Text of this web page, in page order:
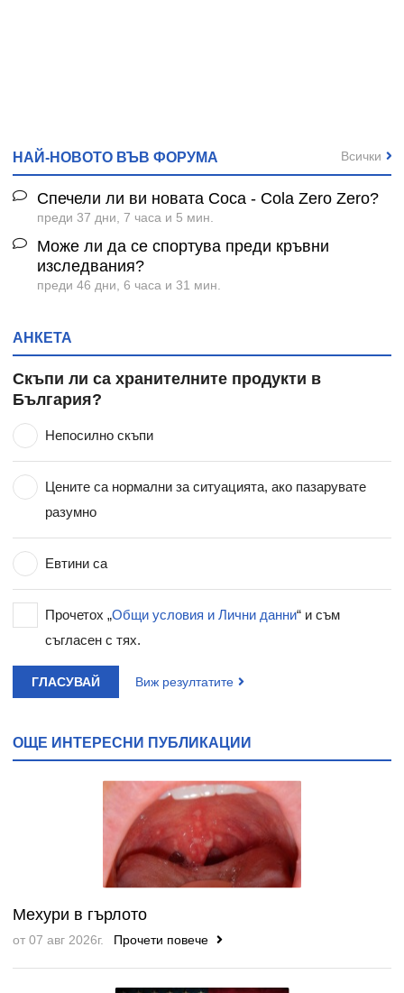
НАЙ-НОВОТО ВЪВ ФОРУМА
Спечели ли ви новата Coca - Cola Zero Zero?
преди 37 дни, 7 часа и 5 мин.
Може ли да се спортува преди кръвни
изследвания?
преди 46 дни, 6 часа и 31 мин.
Всички
АНКЕТА
Скъпи ли са хранителните продукти в
България?
Непосилно скъпи
Цените са нормални за ситуацията, ако пазарувате
разумно
Евтини са
Прочетох „Общи условия и Лични данни“ и съм
съгласен с тях.
ГЛАСУВАЙ Виж резултатите
ОЩЕ ИНТЕРЕСНИ ПУБЛИКАЦИИ
Мехури в гърлото
от 07 авг 2026г. Прочети повече